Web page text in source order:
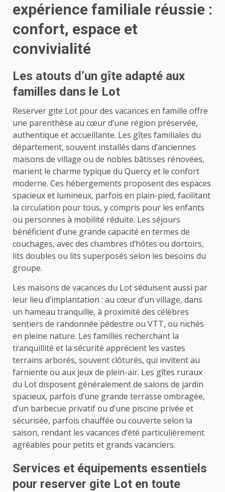
expérience familiale réussie :
confort, espace et
convivialité
Les atouts d’un gîte adapté aux
familles dans le Lot
Reserver gite Lot pour des vacances en famille offre
une parenthèse au cœur d’une région préservée,
authentique et accueillante. Les gîtes familiales du
département, souvent installés dans d’anciennes
maisons de village ou de nobles bâtisses rénovées,
marient le charme typique du Quercy et le confort
moderne. Ces hébergements proposent des espaces
spacieux et lumineux, parfois en plain-pied, facilitant
la circulation pour tous, y compris pour les enfants
ou personnes à mobilité réduite. Les séjours
bénéficient d’une grande capacité en termes de
couchages, avec des chambres d’hôtes ou dortoirs,
lits doubles ou lits superposés selon les besoins du
groupe.
Les maisons de vacances du Lot séduisent aussi par
leur lieu d’implantation : au cœur d’un village, dans
un hameau tranquille, à proximité des célèbres
sentiers de randonnée pédestre ou VTT, ou nichés
en pleine nature. Les familles recherchant la
tranquillité et la sécurité apprécient les vastes
terrains arborés, souvent clôturés, qui invitent au
farniente ou aux jeux de plein-air. Les gîtes ruraux
du Lot disposent généralement de salons de jardin
spacieux, parfois d’une grande terrasse ombragée,
d’un barbecue privatif ou d’une piscine privée et
sécurisée, parfois chauffée ou couverte selon la
saison, rendant les vacances d’été particulièrement
agréables pour petits et grands vacanciers.
Services et équipements essentiels
pour reserver gite Lot en toute